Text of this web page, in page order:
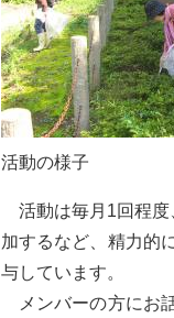
活動の様子
活動は毎月1回程度
加するなど、精力的
与しています。
メンバーの方にお